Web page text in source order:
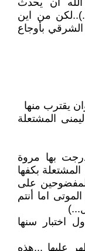
الله ان يحدث
من اين
بأوجاع
المشتعلة
بها مروة
بكفها
على
اما أنتم
اختبار سنها
عليها ...هذه